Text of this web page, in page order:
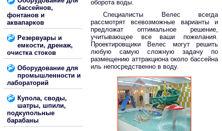
бассейнов,
фонтанов и
аквапарков
Резервуары и
емкости, дренаж,
очистка стоков
Оборудование для
промышленности и
лабораторий
Купола, своды,
шатры, шпили,
подкупольные
барабаны
оборота воды.
Специалисты Велес всегда
рассмотрят всевозможные варианты и
предложат оптимальное решение,
учитывающее все ваши пожелания.
Проектировщики Велес могут решить
любую самую сложную задачу по
размещению аттракциона около бассейна
иль непосредственно в воду.